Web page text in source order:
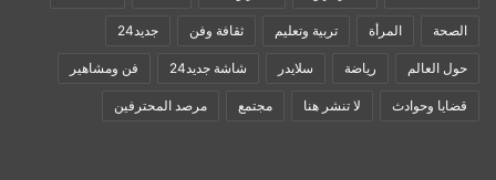
الصحة المرأة تربية وتعليم ثقافة وفن جديد24
حول العالم رياضة سلايدر شاشة جديد24 فن ومشاهير
قضايا وحوادث لا تنشر هنا مجتمع مرصد المحترفين